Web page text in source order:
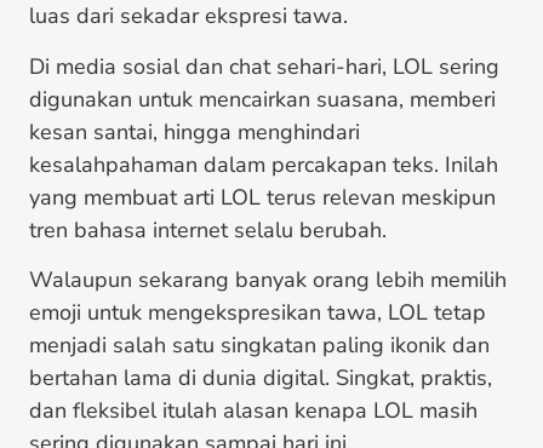
luas dari sekadar ekspresi tawa.
Di media sosial dan chat sehari-hari, LOL sering
digunakan untuk mencairkan suasana, memberi
kesan santai, hingga menghindari
kesalahpahaman dalam percakapan teks. Inilah
yang membuat arti LOL terus relevan meskipun
tren bahasa internet selalu berubah.
Walaupun sekarang banyak orang lebih memilih
emoji untuk mengekspresikan tawa, LOL tetap
menjadi salah satu singkatan paling ikonik dan
bertahan lama di dunia digital. Singkat, praktis,
dan fleksibel itulah alasan kenapa LOL masih